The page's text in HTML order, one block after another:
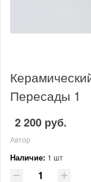
Пересады 1
2 200 руб.
Автор
Наличие: 1 шт